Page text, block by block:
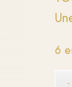
6